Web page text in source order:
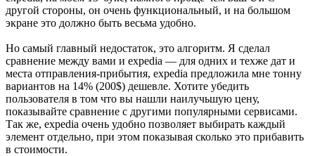
другой стороны, он очень функциональный, и на большом
экране это должно быть весьма удобно.
Но самый главный недостаток, это алгоритм. Я сделал
сравнение между вами и expedia — для одних и техже дат и
места отправления-прибытия, expedia предложила мне тонну
вариантов на 14% (200$) дешевле. Хотите убедить
пользователя в том что вы нашли наилучьшую цену,
показывайте сравнение с другими популярными сервисами.
Так же, expedia очень удобно позволяет выбирать каждый
элемент отдельно, при этом показывая сколько это прибавить
в стоимости.